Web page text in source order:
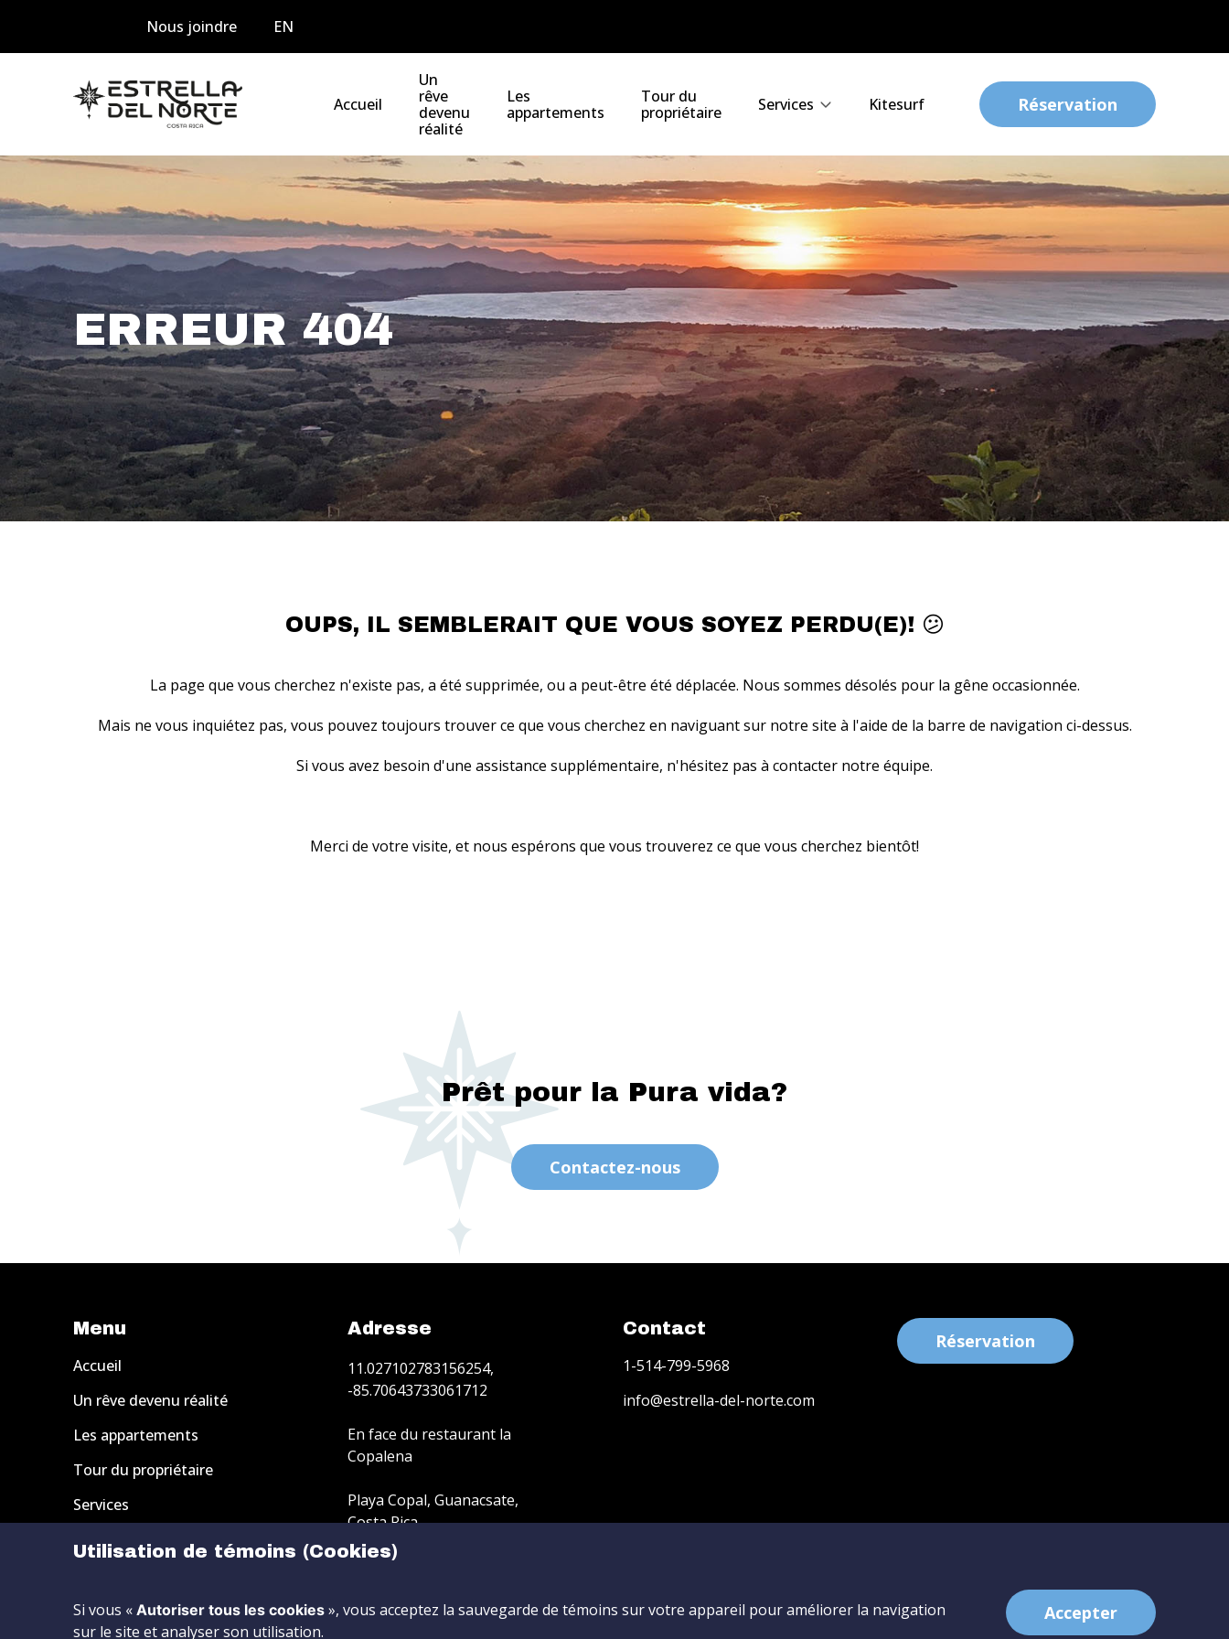
Nous joindre EN
Accueil
Un
rêve
devenu
réalité
Les
appartements
Tour du
propriétaire
Services Kitesurf Réservation
ERREUR 404
OUPS, IL SEMBLERAIT QUE VOUS SOYEZ PERDU(E)! 😕
La page que vous cherchez n'existe pas, a été supprimée, ou a peut-être été déplacée. Nous sommes désolés pour la gêne occasionnée.
Mais ne vous inquiétez pas, vous pouvez toujours trouver ce que vous cherchez en naviguant sur notre site à l'aide de la barre de navigation ci-dessus.
Si vous avez besoin d'une assistance supplémentaire, n'hésitez pas à contacter notre équipe.
Merci de votre visite, et nous espérons que vous trouverez ce que vous cherchez bientôt!
Prêt pour la Pura vida?
Contactez-nous
Menu
Accueil
Un rêve devenu réalité
Les appartements
Tour du propriétaire
Services
Kitesurf
Adresse
11.027102783156254,
-85.70643733061712
En face du restaurant la
Copalena
Playa Copal, Guanacsate,
Costa Rica
Contact
1-514-799-5968
info@estrella-del-norte.com
Réservation
Utilisation de témoins (Cookies)
Si vous « Autoriser tous les cookies », vous acceptez la sauvegarde de témoins sur votre appareil pour améliorer la navigation
sur le site et analyser son utilisation.
Accepter